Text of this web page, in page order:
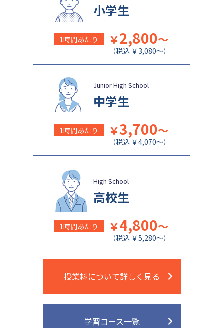
日本女子大学附属中学校 小学生
1時間あたり ￥2,800～
（税込 ￥3,080～）
Junior High School
中学生
1時間あたり ￥3,700～
（税込 ￥4,070～）
High School
高校生
1時間あたり ￥4,800～
（税込 ￥5,280～）
授業料について詳しく見る
学習コース一覧